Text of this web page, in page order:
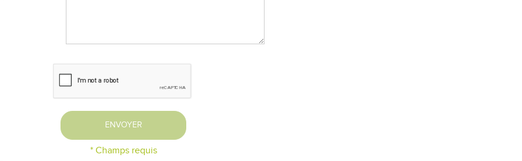
ENVOYER
* Champs requis